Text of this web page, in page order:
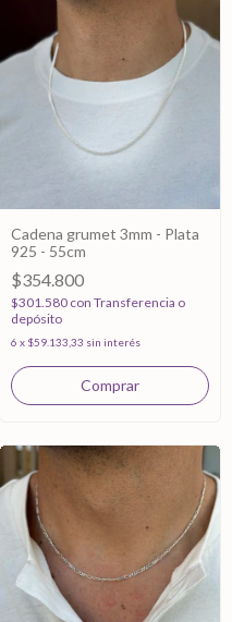
Cadena grumet 3mm - Plata
925 - 55cm
$354.800
$301.580 con Transferencia o
depósito
6 x $59.133,33 sin interés